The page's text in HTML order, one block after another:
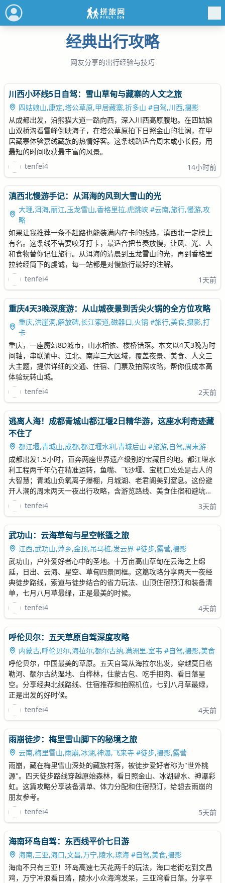
经典出行攻略
网友分享的出行经验与技巧
川西小环线5日自驾：雪山草甸与藏寨的人文之旅
四姑娘山,康定,塔公草原,甲居藏寨,折多山 #自驾,川西,摄影
从成都出发，沿熊猫大道一路向西，深入川西高原腹地。在四姑娘
山双桥沟看雪峰倒映海子，在塔公草原拍下日照金山的壮阔，在甲
居藏寨体验嘉绒藏族的热情好客。这条线路适合周末或小长假，用
最短的时间收获最丰富的风景。
tenfei4
14小时前
滇西北慢游手记：从洱海的风到大雪山的光
大理,洱海,丽江,玉龙雪山,香格里拉,虎跳峡 #云南,旅行,慢游,攻
略
如果让我推荐一条不赶路也能装满内存卡的线路，滇西北一定榜上
有名。这条线不需要咬牙打卡，最适合把节奏放慢，让风、光、人
和食物替你记住旅行。从洱海的清晨到玉龙雪山的光，再到香格里
拉转经筒下的虔诚，每一站都是对慢旅行最好的注解。
tenfei4
1天前
重庆4天3晚深度游：从山城夜景到舌尖火锅的全方位攻略
重庆,洪崖洞,解放碑,长江索道,磁器口,火锅 #旅行,美食,摄影,打
卡
重庆，一座魔幻8D城市，山水相依、楼桥错落。本文以4天3晚为时
间轴，串联渝中、江北、南岸三大区域，覆盖夜景、美食、人文三
大主题，提供详细的交通、住宿、门票及拍照攻略，帮你低成本高
体验玩转山城。
tenfei4
2天前
逃离人海！成都青城山都江堰2日精华游，这座水利奇迹藏
不住了
都江堰,青城山,成都,都江堰水利,青城后山 #旅游,自驾,周末游
成都出发1.5小时，直奔两座世界遗产级别的宝藏目的地。都江堰水
利工程两千年仍在精准运转，鱼嘴、飞沙堰、宝瓶口处处是古人的
大智慧；青城山负氧离子爆棚，月城湖、老君阁美到窒息。这份避
开人潮的周末两天一夜出行攻略，含游览路线、美食住宿和避坑指
南，请收好！
tenfei4 3天前
武功山：云海草甸与星空帐篷之旅
江西,武功山,萍乡,金顶,吊马桩,发云界 #徒步,露营,摄影
武功山，户外爱好者心中的圣地。十万亩高山草甸在云海之上绵
延，日出、云海、星空、草甸四景同框。这篇攻略分享两天一夜经
典徒步路线，索道与徒步结合的省力玩法、山顶住宿预订和装备清
单，七月八月草最绿，正是最美的时候。
tenfei4
4天前
呼伦贝尔：五天草原自驾深度攻略
内蒙古,呼伦贝尔,海拉尔,额尔古纳,满洲里,室韦 #自驾,摄影,美食
呼伦贝尔，中国最美的草原。五天自驾从海拉尔出发，穿越莫日格
勒河、额尔古纳湿地、白桦林，住蒙古包、吃手把肉、看日落星
空。分享经典北线路线、住宿推荐和拍照机位，七到八月草最绿，
正是出发的好时候。
tenfei4
4天前
雨崩徒步：梅里雪山脚下的秘境之旅
云南,梅里雪山,雨崩,冰湖,神瀑,飞来寺 #徒步,摄影,露营
雨崩，藏在梅里雪山深处的藏族村落，被徒步爱好者称为"世外桃
源"。四天徒步路线穿越原始森林，看日照金山、冰湖碧水、神瀑彩
虹。这篇攻略分享装备清单、体力分配和住宿预订，给想去雨崩的
朋友参考。
tenfei4
5天前
海南环岛自驾：东西线平价七日游
海南,三亚,海口,文昌,万宁,陵水,琼海 #自驾,美食,摄影
海南不只有三亚！环岛高速七天花两千的玩法，海口老街吃到文昌
鸡，万宁冲浪看日落，陵水小众海湾发呆，三亚湾看日落。分享平